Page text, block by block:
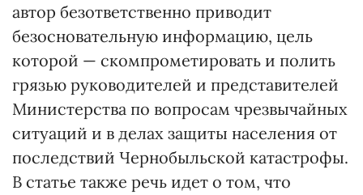
автор безответственно приводит
безосновательную информацию, цель
которой — скомпрометировать и полить
грязью руководителей и представителей
Министерства по вопросам чрезвычайных
ситуаций и в делах защиты населения от
последствий Чернобыльской катастрофы.
В статье также речь идет о том, что